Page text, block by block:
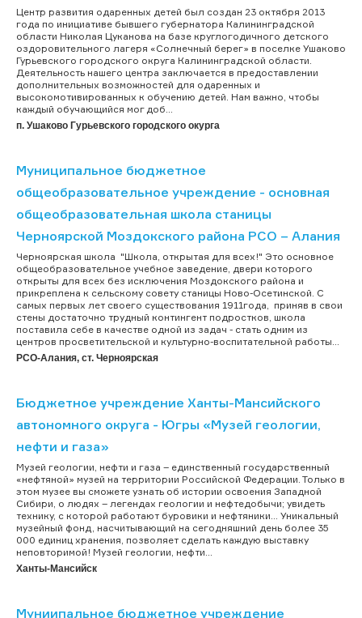
Центр развития одаренных детей был создан 23 октября 2013
года по инициативе бывшего губернатора Калининградской
области Николая Цуканова на базе круглогодичного детского
оздоровительного лагеря «Солнечный берег» в поселке Ушаково
Гурьевского городского округа Калининградской области.
Деятельность нашего центра заключается в предоставлении
дополнительных возможностей для одаренных и
высокомотивированных к обучению детей. Нам важно, чтобы
каждый обучающийся мог доб...
п. Ушаково Гурьевского городского окурга
Муниципальное бюджетное
общеобразовательное учреждение - основная
общеобразовательная школа станицы
Черноярской Моздокского района РСО – Алания
Черноярская школа "Школа, открытая для всех!" Это основное
общеобразовательное учебное заведение, двери которого
открыты для всех без исключения Моздокского района и
прикреплена к сельскому совету станицы Ново-Осетинской. С
самых первых лет своего существования 1911года, приняв в свои
стены достаточно трудный контингент подростков, школа
поставила себе в качестве одной из задач - стать одним из
центров просветительской и культурно-воспитательной работы...
РСО-Алания, ст. Черноярская
Бюджетное учреждение Ханты-Мансийского
автономного округа - Югры «Музей геологии,
нефти и газа»
Музей геологии, нефти и газа – единственный государственный
«нефтяной» музей на территории Российской Федерации. Только в
этом музее вы сможете узнать об истории освоения Западной
Сибири, о людях – легендах геологии и нефтедобычи; увидеть
технику, с которой работают буровики и нефтяники… Уникальный
музейный фонд, насчитывающий на сегодняшний день более 35
000 единиц хранения, позволяет сделать каждую выставку
неповторимой! Музей геологии, нефти...
Ханты-Мансийск
Муниипальное бюджетное учреждение